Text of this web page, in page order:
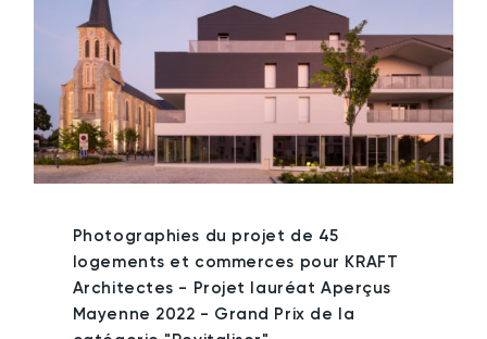
Photographies du projet de 45
logements et commerces pour KRAFT
Architectes - Projet lauréat Aperçus
Mayenne 2022 - Grand Prix de la